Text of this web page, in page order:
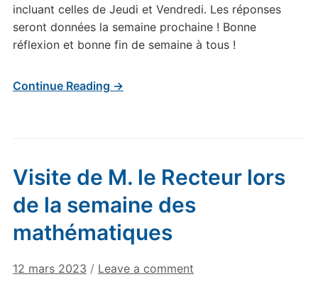
incluant celles de Jeudi et Vendredi. Les réponses
seront données la semaine prochaine ! Bonne
réflexion et bonne fin de semaine à tous !
Continue Reading →
Visite de M. le Recteur lors
de la semaine des
mathématiques
12 mars 2023 / Leave a comment